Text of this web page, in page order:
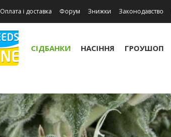
Оплата і доставка Форум Знижки Законодавство
СІДБАНКИ НАСІННЯ ГРОУШОП